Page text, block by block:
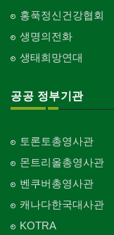
홍푹정신건강협회
생명의전화
생태희망연대
공공 정부기관
토론토총영사관
몬트리올총영사관
벤쿠버총영사관
캐나다한국대사관
KOTRA